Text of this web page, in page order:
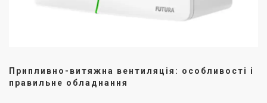
Припливно-витяжна вентиляція: особливості і
правильне обладнання